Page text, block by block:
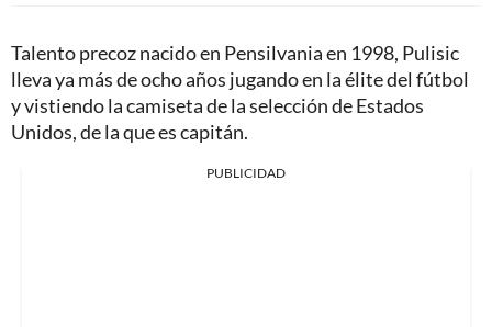
Talento precoz nacido en Pensilvania en 1998, Pulisic
lleva ya más de ocho años jugando en la élite del fútbol
y vistiendo la camiseta de la selección de Estados
Unidos, de la que es capitán.
PUBLICIDAD